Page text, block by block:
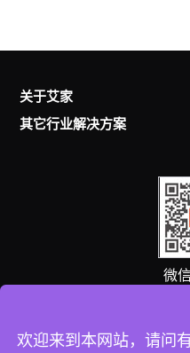
关于艾家
其它行业解决方案
微
0757-
欢迎来到本网站，请问